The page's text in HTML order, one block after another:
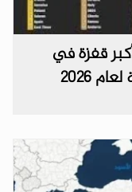
قفزة في
2026